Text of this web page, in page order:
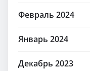
Февраль 2024
Январь 2024
Декабрь 2023